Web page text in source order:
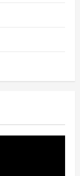
बारीकी से किया